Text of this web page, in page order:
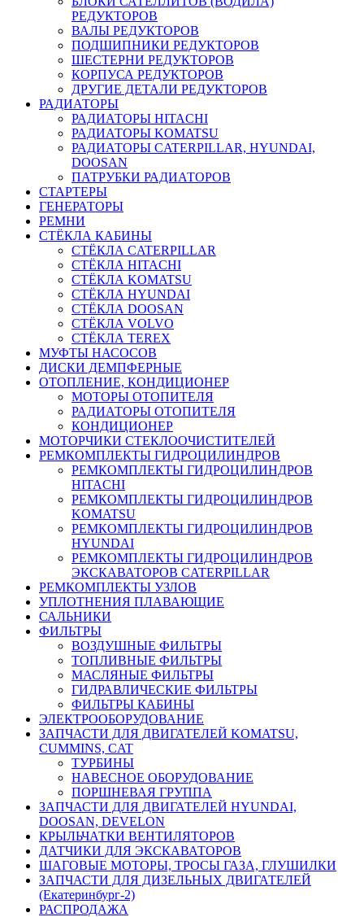
РЕДУКТОРОВ
ВАЛЫ РЕДУКТОРОВ
ПОДШИПНИКИ РЕДУКТОРОВ
ШЕСТЕРНИ РЕДУКТОРОВ
КОРПУСА РЕДУКТОРОВ
ДРУГИЕ ДЕТАЛИ РЕДУКТОРОВ
РАДИАТОРЫ
РАДИАТОРЫ HITACHI
РАДИАТОРЫ KOMATSU
РАДИАТОРЫ CATERPILLAR, HYUNDAI,
DOOSAN
ПАТРУБКИ РАДИАТОРОВ
СТАРТЕРЫ
ГЕНЕРАТОРЫ
РЕМНИ
СТЁКЛА КАБИНЫ
СТЁКЛА CATERPILLAR
СТЁКЛА HITACHI
СТЁКЛА KOMATSU
СТЁКЛА HYUNDAI
СТЁКЛА DOOSAN
СТЁКЛА VOLVO
СТЁКЛА TEREX
МУФТЫ НАСОСОВ
ДИСКИ ДЕМПФЕРНЫЕ
ОТОПЛЕНИЕ, КОНДИЦИОНЕР
МОТОРЫ ОТОПИТЕЛЯ
РАДИАТОРЫ ОТОПИТЕЛЯ
КОНДИЦИОНЕР
МОТОРЧИКИ СТЕКЛООЧИСТИТЕЛЕЙ
РЕМКОМПЛЕКТЫ ГИДРОЦИЛИНДРОВ
РЕМКОМПЛЕКТЫ ГИДРОЦИЛИНДРОВ
HITACHI
РЕМКОМПЛЕКТЫ ГИДРОЦИЛИНДРОВ
KOMATSU
РЕМКОМПЛЕКТЫ ГИДРОЦИЛИНДРОВ
HYUNDAI
РЕМКОМПЛЕКТЫ ГИДРОЦИЛИНДРОВ
ЭКСКАВАТОРОВ CATERPILLAR
РЕМКОМПЛЕКТЫ УЗЛОВ
УПЛОТНЕНИЯ ПЛАВАЮЩИЕ
САЛЬНИКИ
ФИЛЬТРЫ
ВОЗДУШНЫЕ ФИЛЬТРЫ
ТОПЛИВНЫЕ ФИЛЬТРЫ
МАСЛЯНЫЕ ФИЛЬТРЫ
ГИДРАВЛИЧЕСКИЕ ФИЛЬТРЫ
ФИЛЬТРЫ КАБИНЫ
ЭЛЕКТРООБОРУДОВАНИЕ
ЗАПЧАСТИ ДЛЯ ДВИГАТЕЛЕЙ KOMATSU,
CUMMINS, CAT
ТУРБИНЫ
НАВЕСНОЕ ОБОРУДОВАНИЕ
ПОРШНЕВАЯ ГРУППА
ЗАПЧАСТИ ДЛЯ ДВИГАТЕЛЕЙ HYUNDAI,
DOOSAN, DEVELON
КРЫЛЬЧАТКИ ВЕНТИЛЯТОРОВ
ДАТЧИКИ ДЛЯ ЭКСКАВАТОРОВ
ШАГОВЫЕ МОТОРЫ, ТРОСЫ ГАЗА, ГЛУШИЛКИ
ЗАПЧАСТИ ДЛЯ ДИЗЕЛЬНЫХ ДВИГАТЕЛЕЙ
(Екатеринбург-2)
РАСПРОДАЖА